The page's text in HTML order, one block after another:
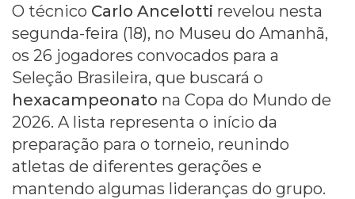
O técnico Carlo Ancelotti revelou nesta
segunda-feira (18), no Museu do Amanhã,
os 26 jogadores convocados para a
Seleção Brasileira, que buscará o
hexacampeonato na Copa do Mundo de
2026. A lista representa o início da
preparação para o torneio, reunindo
atletas de diferentes gerações e
mantendo algumas lideranças do grupo.